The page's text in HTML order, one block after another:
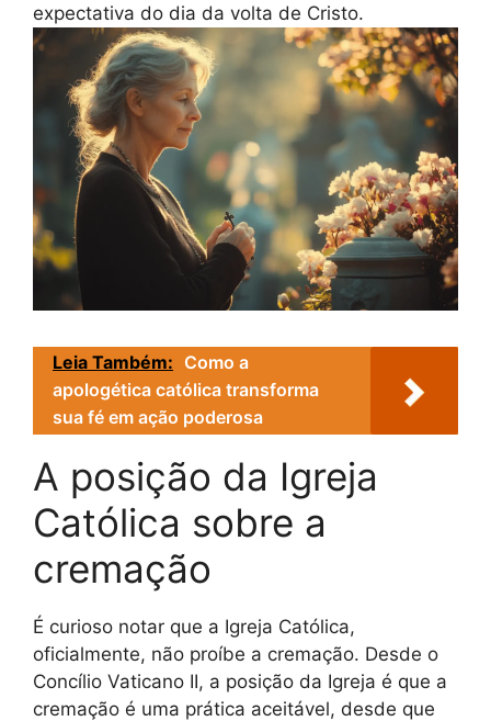
expectativa do dia da volta de Cristo.
Leia Também: Como a
apologética católica transforma
sua fé em ação poderosa
A posição da Igreja
Católica sobre a
cremação
É curioso notar que a Igreja Católica,
oficialmente, não proíbe a cremação. Desde o
Concílio Vaticano II, a posição da Igreja é que a
cremação é uma prática aceitável, desde que